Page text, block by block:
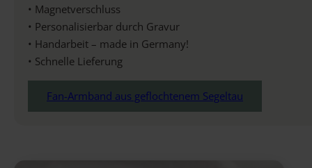
• Magnetverschluss
• Personalisierbar durch Gravur
• Handarbeit – made in Germany!
• Schnelle Lieferung
Fan-Armband aus geflochtenem Segeltau